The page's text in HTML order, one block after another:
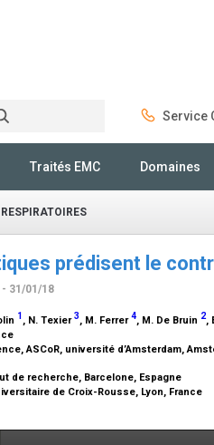
Service
Traités EMC Domaines
prédisent le
- 31/01/18
1 , N. Texier3, M. Ferrer4, M. De Bruin 2,
ASCoR, université d’Amsterdam,
de recherche, Barcelone, Espagne
de Croix-Rousse, Lyon, France